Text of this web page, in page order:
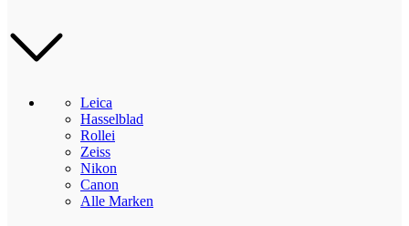
Leica
Hasselblad
Rollei
Zeiss
Nikon
Canon
Alle Marken